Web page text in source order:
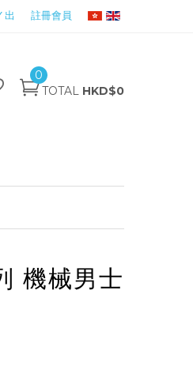
出 註冊會員
0
TOTAL HKD$0
機械男士